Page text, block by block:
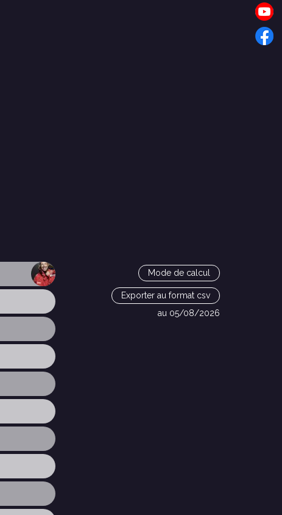
Mode de calcul
Exporter au format csv
au 05/08/2026